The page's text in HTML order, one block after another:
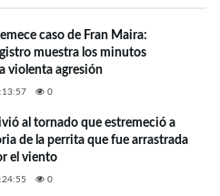
caso de Fran Maira:
muestra los minutos
violenta agresión
0
al tornado que estremeció a
de la perrita que fue arrastrada
el viento
0